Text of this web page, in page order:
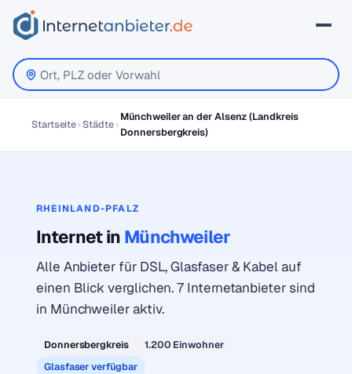
Startseite Städte
Münchweiler an der Alsenz (Landkreis
Donnersbergkreis)
RHEINLAND-PFALZ
Internet in Münchweiler
Alle Anbieter für DSL, Glasfaser & Kabel auf
einen Blick verglichen. 7 Internetanbieter sind
in Münchweiler aktiv.
Donnersbergkreis
1.200 Einwohner
Glasfaser verfügbar